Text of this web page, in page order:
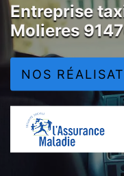
Entreprise
Molieres
NOS